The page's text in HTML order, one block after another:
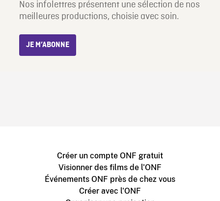
Nos infolettres présentent une sélection de nos
meilleures productions, choisie avec soin.
JE M’ABONNE
Créer un compte ONF gratuit
Visionner des films de l'ONF
Événements ONF près de chez vous
Créer avec l'ONF